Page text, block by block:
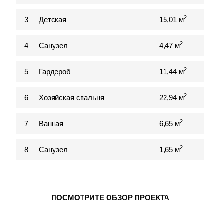
3 Детская 15,01 м2
4 Санузел 4,47 м2
5 Гардероб 11,44 м2
6 Хозяйская спальня 22,94 м2
7 Ванная 6,65 м2
8 Санузел 1,65 м2
ПОСМОТРИТЕ ОБЗОР ПРОЕКТА